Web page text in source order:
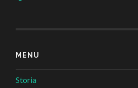
MENU
Storia